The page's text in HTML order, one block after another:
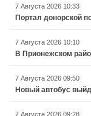
7 Августа 2026 10:33
Портал донорской
7 Августа 2026 10:10
В Прионежском
7 Августа 2026 09:50
Новый автобус
7 Августа 2026 09:28